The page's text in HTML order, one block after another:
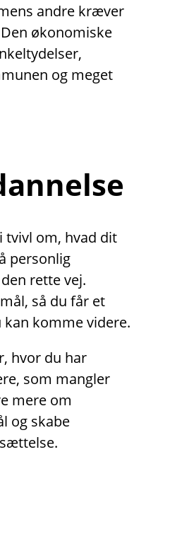
andre kræver
økonomiske
og meget
tvivl om, hvad dit
personlig
rette vej.
så du får et
komme videre.
hvor du har
som mangler
mere om
og skabe